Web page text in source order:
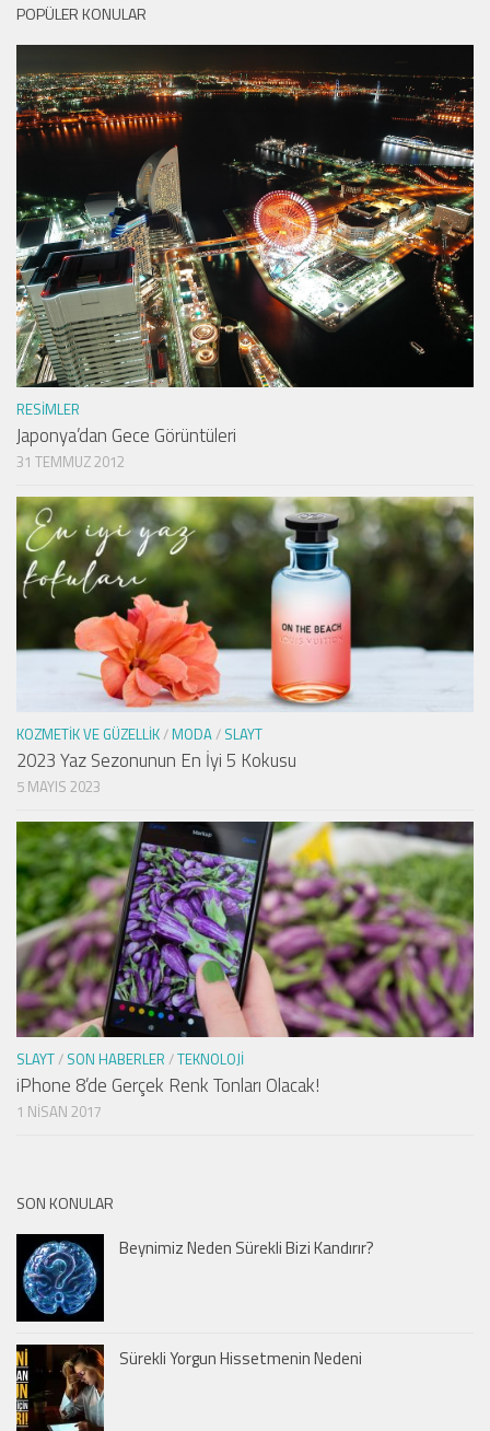
POPÜLER KONULAR
RESIMLER
Japonya’dan Gece Görüntüleri
31 TEMMUZ 2012
KOZMETIK VE GÜZELLIK/ MODA/ SLAYT
2023 Yaz Sezonunun En İyi 5 Kokusu
5 MAYIS 2023
SLAYT/ SON HABERLER /TEKNOLOJI
iPhone 8’de Gerçek Renk Tonları Olacak!
1 NISAN 2017
SON KONULAR
Beynimiz Neden Sürekli Bizi Kandırır?
Sürekli Yorgun Hissetmenin Nedeni